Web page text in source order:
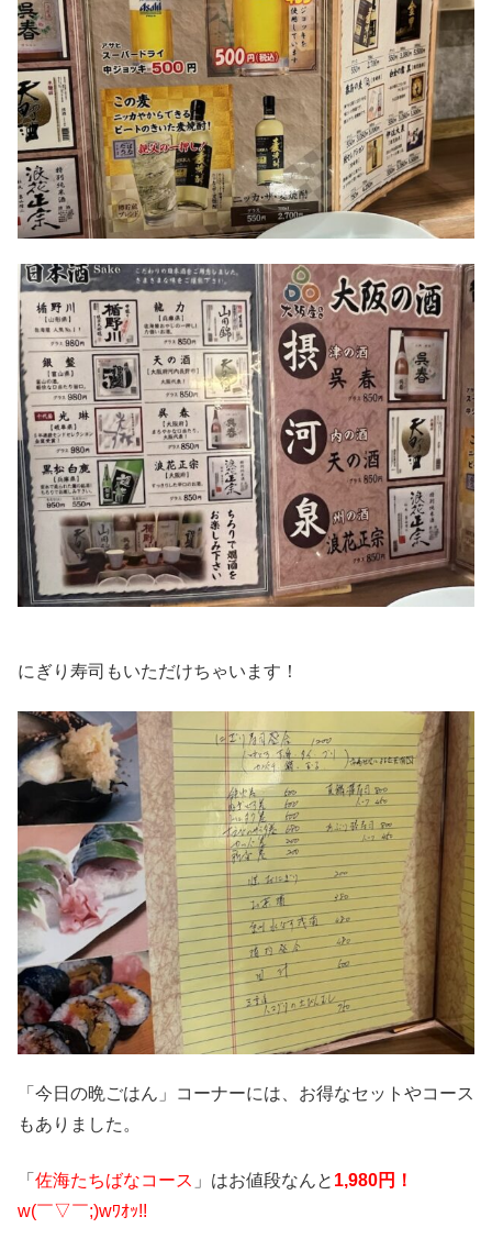
にぎり寿司もいただけちゃいます！
「今日の晩ごはん」コーナーには、お得なセットやコース
もありました。
「 佐海たちばなコース 」はお値段なんと 1,980円！
w(￣▽￣;)wﾜｵｯ!!